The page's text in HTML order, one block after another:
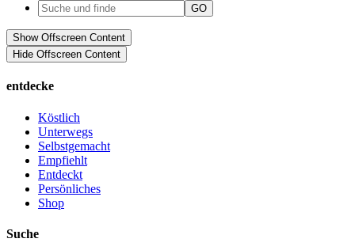
Show Offscreen Content
Hide Offscreen Content
entdecke
Köstlich
Unterwegs
Selbstgemacht
Empfiehlt
Entdeckt
Persönliches
Shop
Suche